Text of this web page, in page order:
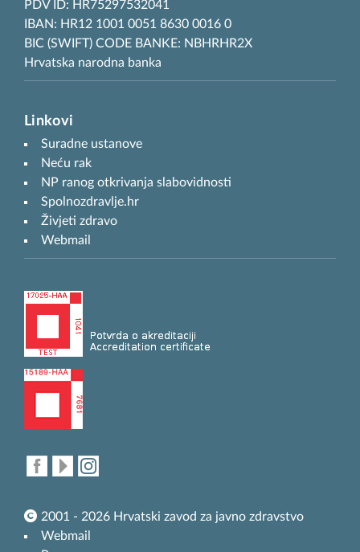
PDV ID: HR75297532041
IBAN: HR12 1001 0051 8630 0016 0
BIC (SWIFT) CODE BANKE: NBHRHR2X
Hrvatska narodna banka
Linkovi
Suradne ustanove
Neću rak
NP ranog otkrivanja slabovidnosti
Spolnozdravlje.hr
Živjeti zdravo
Webmail
2001 - 2026 Hrvatski zavod za javno zdravstvo
Webmail